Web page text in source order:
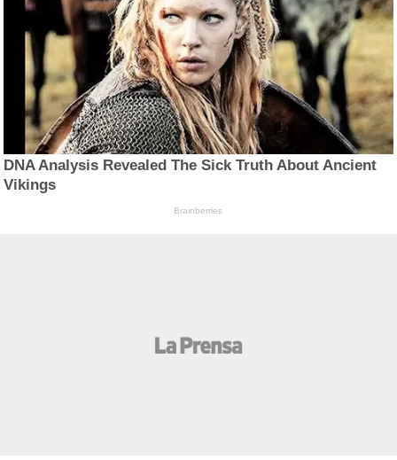
DNA Analysis Revealed The Sick Truth About Ancient
Vikings
Brainberries